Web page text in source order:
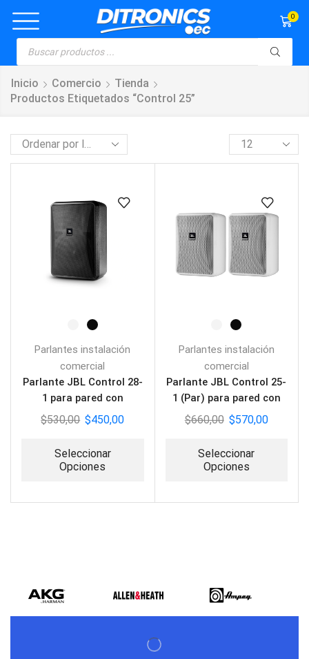
0
Inicio Comercio
Tienda
Productos Etiquetados “control 25”
Parlantes instalación
comercial
Parlante JBL Control 28-
1 para pared con
Transformador
$530,00 $450,00
Seleccionar
Opciones
Parlantes instalación
comercial
Parlante JBL Control 25-
1 (Par) para pared con
Transformador
$660,00 $570,00
Seleccionar
Opciones